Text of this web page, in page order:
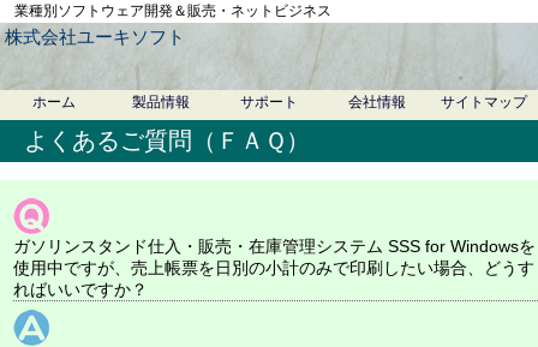
業種別ソフトウェア開発＆販売・ネットビジネス
株式会社ユーキソフト
ホーム 製品情報 サポート 会社情報 サイトマップ
よくあるご質問（ＦＡＱ）
ガソリンスタンド仕入・販売・在庫管理システム SSS for Windowsを
使用中ですが、売上帳票を日別の小計のみで印刷したい場合、どうす
ればいいですか？